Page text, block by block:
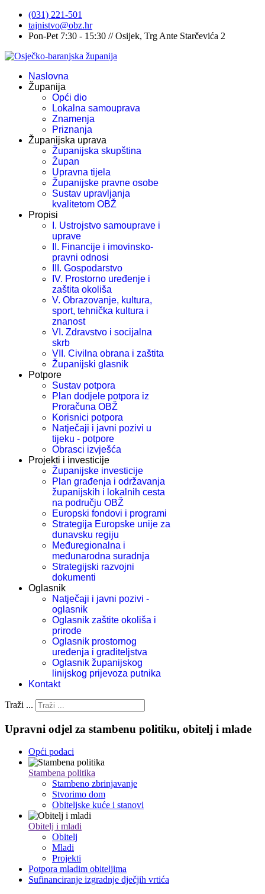
(031) 221-501
tajnistvo@obz.hr
Pon-Pet 7:30 - 15:30 // Osijek, Trg Ante Starčevića 2
Naslovna
Županija
Opći dio
Lokalna samouprava
Znamenja
Priznanja
Županijska uprava
Županijska skupština
Župan
Upravna tijela
Županijske pravne osobe
Sustav upravljanja
kvalitetom OBŽ
Propisi
I. Ustrojstvo samouprave i
uprave
II. Financije i imovinsko-
pravni odnosi
III. Gospodarstvo
IV. Prostorno uređenje i
zaštita okoliša
V. Obrazovanje, kultura,
sport, tehnička kultura i
znanost
VI. Zdravstvo i socijalna
skrb
VII. Civilna obrana i zaštita
Županijski glasnik
Potpore
Sustav potpora
Plan dodjele potpora iz
Proračuna OBŽ
Korisnici potpora
Natječaji i javni pozivi u
tijeku - potpore
Obrasci izvješća
Projekti i investicije
Županijske investicije
Plan građenja i održavanja
županijskih i lokalnih cesta
na području OBŽ
Europski fondovi i programi
Strategija Europske unije za
dunavsku regiju
Međuregionalna i
međunarodna suradnja
Strategijski razvojni
dokumenti
Oglasnik
Natječaji i javni pozivi -
oglasnik
Oglasnik zaštite okoliša i
prirode
Oglasnik prostornog
uređenja i graditeljstva
Oglasnik županijskog
linijskog prijevoza putnika
Kontakt
Traži ...
Upravni odjel za stambenu politiku, obitelj i mlade
Opći podaci
Stambena politika
Stambeno zbrinjavanje
Stvorimo dom
Obiteljske kuće i stanovi
Obitelj i mladi
Obitelj
Mladi
Projekti
Potpora mladim obiteljima
Sufinanciranje izgradnje dječjih vrtića